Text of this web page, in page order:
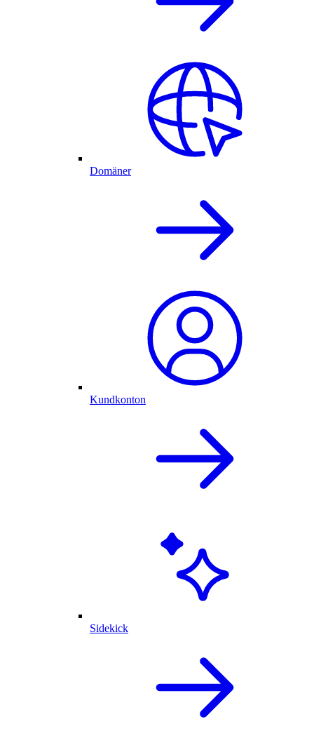
Domäner
Kundkonton
Sidekick